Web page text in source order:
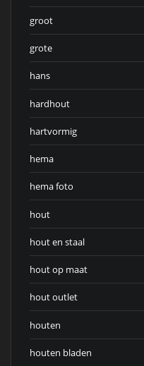
groot
grote
hans
hardhout
hartvormig
hema
hema foto
hout
hout en staal
hout op maat
hout outlet
houten
houten bladen